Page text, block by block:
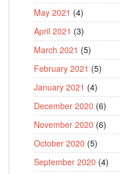
May 2021 (4)
April 2021 (3)
March 2021 (5)
February 2021 (5)
January 2021 (4)
December 2020 (6)
November 2020 (6)
October 2020 (5)
September 2020 (4)